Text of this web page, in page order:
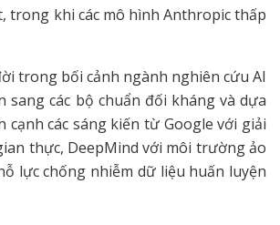
trong khi các mô hình Anthropic thấp
trong bối cảnh ngành nghiên cứu AI
sang các bộ chuẩn đối kháng và dựa
cạnh các sáng kiến từ Google với giải
thực, DeepMind với môi trường ảo
lực chống nhiễm dữ liệu huấn luyện